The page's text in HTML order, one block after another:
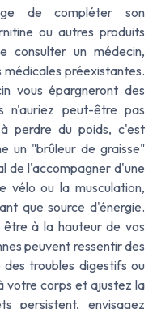
de compléter son
ou autres produits
consulter un médecin,
préexistantes.
vous épargneront des
n'auriez peut-être pas
perdre du poids, c'est
un "brûleur de graisse"
de l'accompagner d'une
vélo ou la musculation,
que source d'énergie.
être à la hauteur de vos
peuvent ressentir des
troubles digestifs ou
votre corps et ajustez la
persistent, envisagez